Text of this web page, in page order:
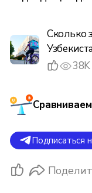
Сколько
38K
Сравниваем
Подписаться